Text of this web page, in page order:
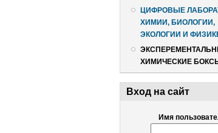
ЦИФРОВЫЕ
ХИМИИ, БИОЛОГИИ,
ЭКОЛОГИИ И
ХИМИЧЕСКИЕ
Вход на сайт
Имя